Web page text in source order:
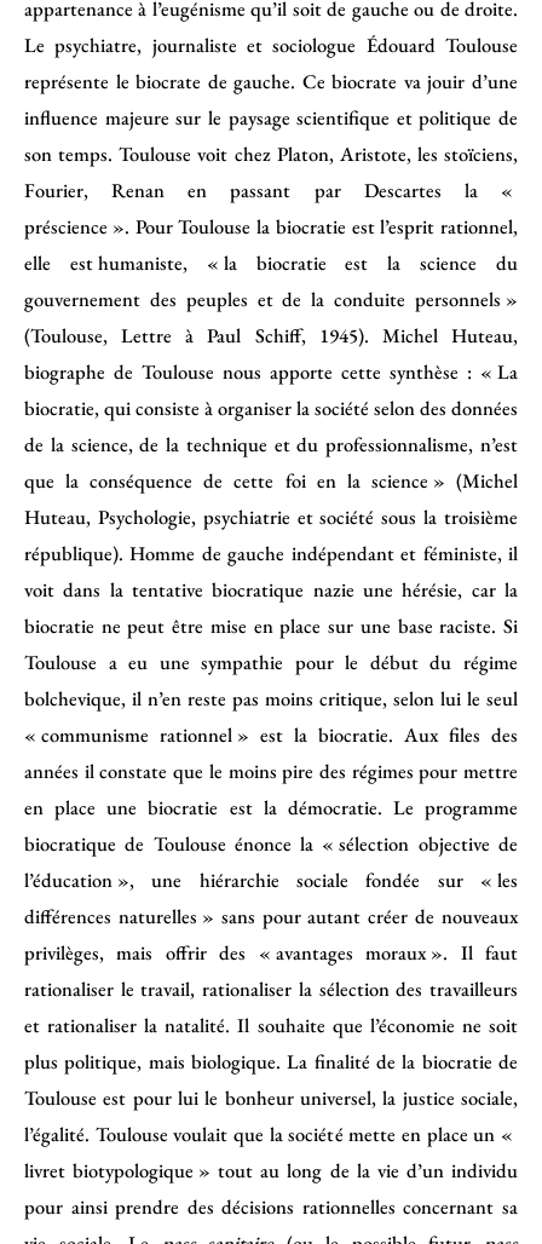
appartenance à l’eugénisme qu’il soit de gauche ou de droite.
Le psychiatre, journaliste et sociologue Édouard Toulouse
représente le biocrate de gauche. Ce biocrate va jouir d’une
influence majeure sur le paysage scientifique et politique de
son temps. Toulouse voit chez Platon, Aristote, les stoïciens,
Fourier, Renan en passant par Descartes la «
préscience ». Pour Toulouse la biocratie est l’esprit rationnel,
elle est humaniste, « la biocratie est la science du
gouvernement des peuples et de la conduite personnels »
(Toulouse, Lettre à Paul Schiff, 1945). Michel Huteau,
biographe de Toulouse nous apporte cette synthèse : « La
biocratie, qui consiste à organiser la société selon des données
de la science, de la technique et du professionnalisme, n’est
que la conséquence de cette foi en la science » (Michel
Huteau, Psychologie, psychiatrie et société sous la troisième
république). Homme de gauche indépendant et féministe, il
voit dans la tentative biocratique nazie une hérésie, car la
biocratie ne peut être mise en place sur une base raciste. Si
Toulouse a eu une sympathie pour le début du régime
bolchevique, il n’en reste pas moins critique, selon lui le seul
« communisme rationnel » est la biocratie. Aux files des
années il constate que le moins pire des régimes pour mettre
en place une biocratie est la démocratie. Le programme
biocratique de Toulouse énonce la « sélection objective de
l’éducation », une hiérarchie sociale fondée sur « les
différences naturelles » sans pour autant créer de nouveaux
privilèges, mais offrir des « avantages moraux ». Il faut
rationaliser le travail, rationaliser la sélection des travailleurs
et rationaliser la natalité. Il souhaite que l’économie ne soit
plus politique, mais biologique. La finalité de la biocratie de
Toulouse est pour lui le bonheur universel, la justice sociale,
l’égalité. Toulouse voulait que la société mette en place un «
livret biotypologique » tout au long de la vie d’un individu
pour ainsi prendre des décisions rationnelles concernant sa